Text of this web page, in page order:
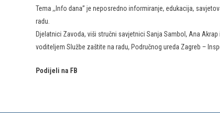
Tema ,,Info dana” je neposredno informiranje, edukacija,
radu.
Djelatnici Zavoda, viši stručni savjetnici Sanja Sambol, Ana
voditeljem Službe zaštite na radu, Područnog ureda Zagreb –
Podijeli na FB